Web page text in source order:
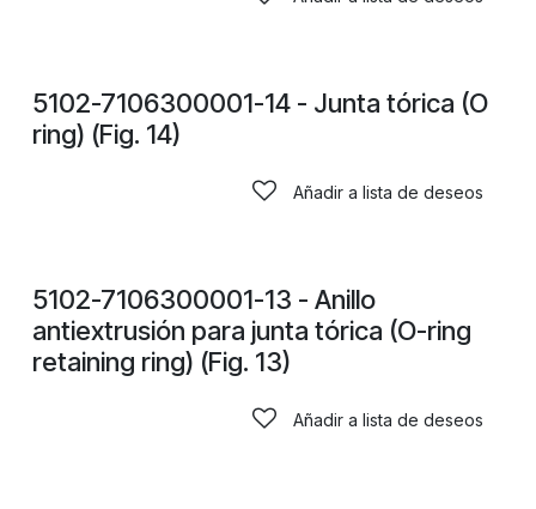
CONSULTAR PRECIOS
5102-7106300001-14 - Junta tórica (O
ring) (Fig. 14)
Añadir a lista de deseos
CONSULTAR PRECIOS
5102-7106300001-13 - Anillo
antiextrusión para junta tórica (O-ring
retaining ring) (Fig. 13)
Añadir a lista de deseos